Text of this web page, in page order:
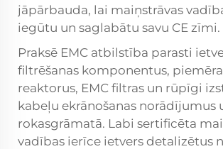
jāpārbauda, lai maiņstrāvas
iegūtu un saglabātu savu CE zīmi.
Praksē EMC atbilstība parasti
filtrēšanas komponentus,
reaktorus, EMC filtras un rūpīgi
kabeļu ekrānošanas norādījumus
rokasgrāmatā. Labi sertificēta
vadības ierīce ietvers detalizētus